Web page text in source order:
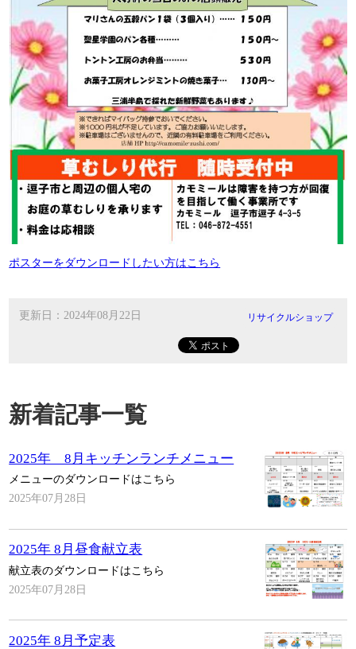
ポスターをダウンロードしたい方はこちら
更新日：2024年08月22日 リサイクルショップ
新着記事一覧
2025年 8月キッチンランチメニュー
メニューのダウンロードはこちら
2025年07月28日
2025年 8月昼食献立表
献立表のダウンロードはこちら
2025年07月28日
2025年 8月予定表